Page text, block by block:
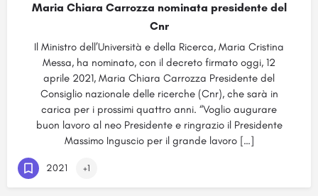
Maria Chiara Carrozza nominata presidente del
Cnr
Il Ministro dell’Università e della Ricerca, Maria Cristina
Messa, ha nominato, con il decreto firmato oggi, 12
aprile 2021, Maria Chiara Carrozza Presidente del
Consiglio nazionale delle ricerche (Cnr), che sarà in
carica per i prossimi quattro anni. “Voglio augurare
buon lavoro al neo Presidente e ringrazio il Presidente
Massimo Inguscio per il grande lavoro […]
2021 +1